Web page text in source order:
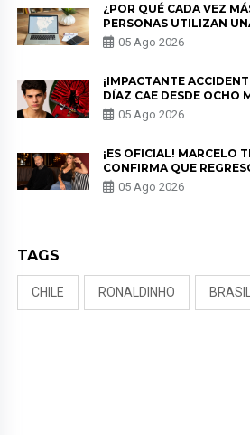
¿POR QUÉ CADA VEZ
PERSONAS UTILIZAN
PARA PROTEGER SU
PRIVACIDAD?
05 Ago 2026
¡IMPACTANTE
DÍAZ CAE DESDE OCHO
EN “ESTO ES GUERRA” Y
PREOCUPACIÓN
05 Ago 2026
¡ES OFICIAL! MARCELO
CONFIRMA QUE
MILETT FIGUEROA: “EL
PUDO MÁS”
05 Ago 2026
TAGS
CHILE RONALDINHO BRASIL